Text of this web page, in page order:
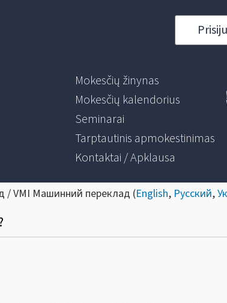
Mokesčių žinynas
Mokesčių kalendorius
Seminarai
Tarptautinis apmokestinimas
Kontaktai / Apklausa
/ VMI Машинний переклад (English, Русский,